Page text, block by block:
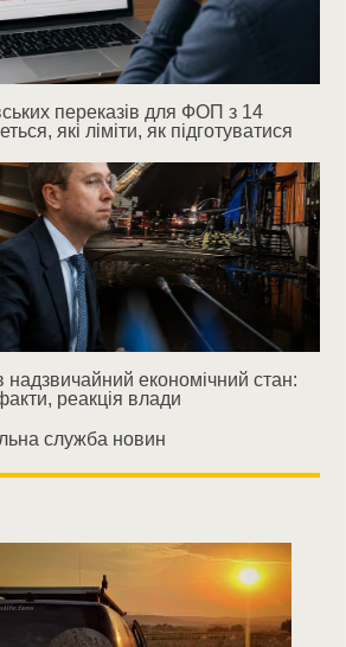
переказів для ФОП з 14
які ліміти, як підготуватися
надзвичайний економічний стан:
реакція влади
служба новин